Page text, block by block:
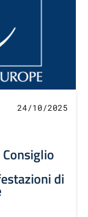
24/10/2025
di